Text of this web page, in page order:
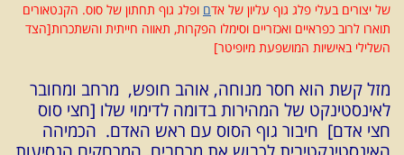
של יצורים בעלי פלג גוף עליון של אדם ופלג גוף תחתון של סוס. הקנטאורים
תוארו לרוב כפראיים ואכזריים וסימלו הפקרות, תאווה חייתית והשתכרות[הצד
השלילי באישיות המושפעת מיופיטר]
מזל קשת הוא חסר מנוחה, אוהב חופש, מרחב ומחובר
לאינסטינקט של המהירות בדומה לדימוי שלו [חצי סוס
חצי אדם] חיבור גוף הסוס עם ראש האדם. הכמיהה